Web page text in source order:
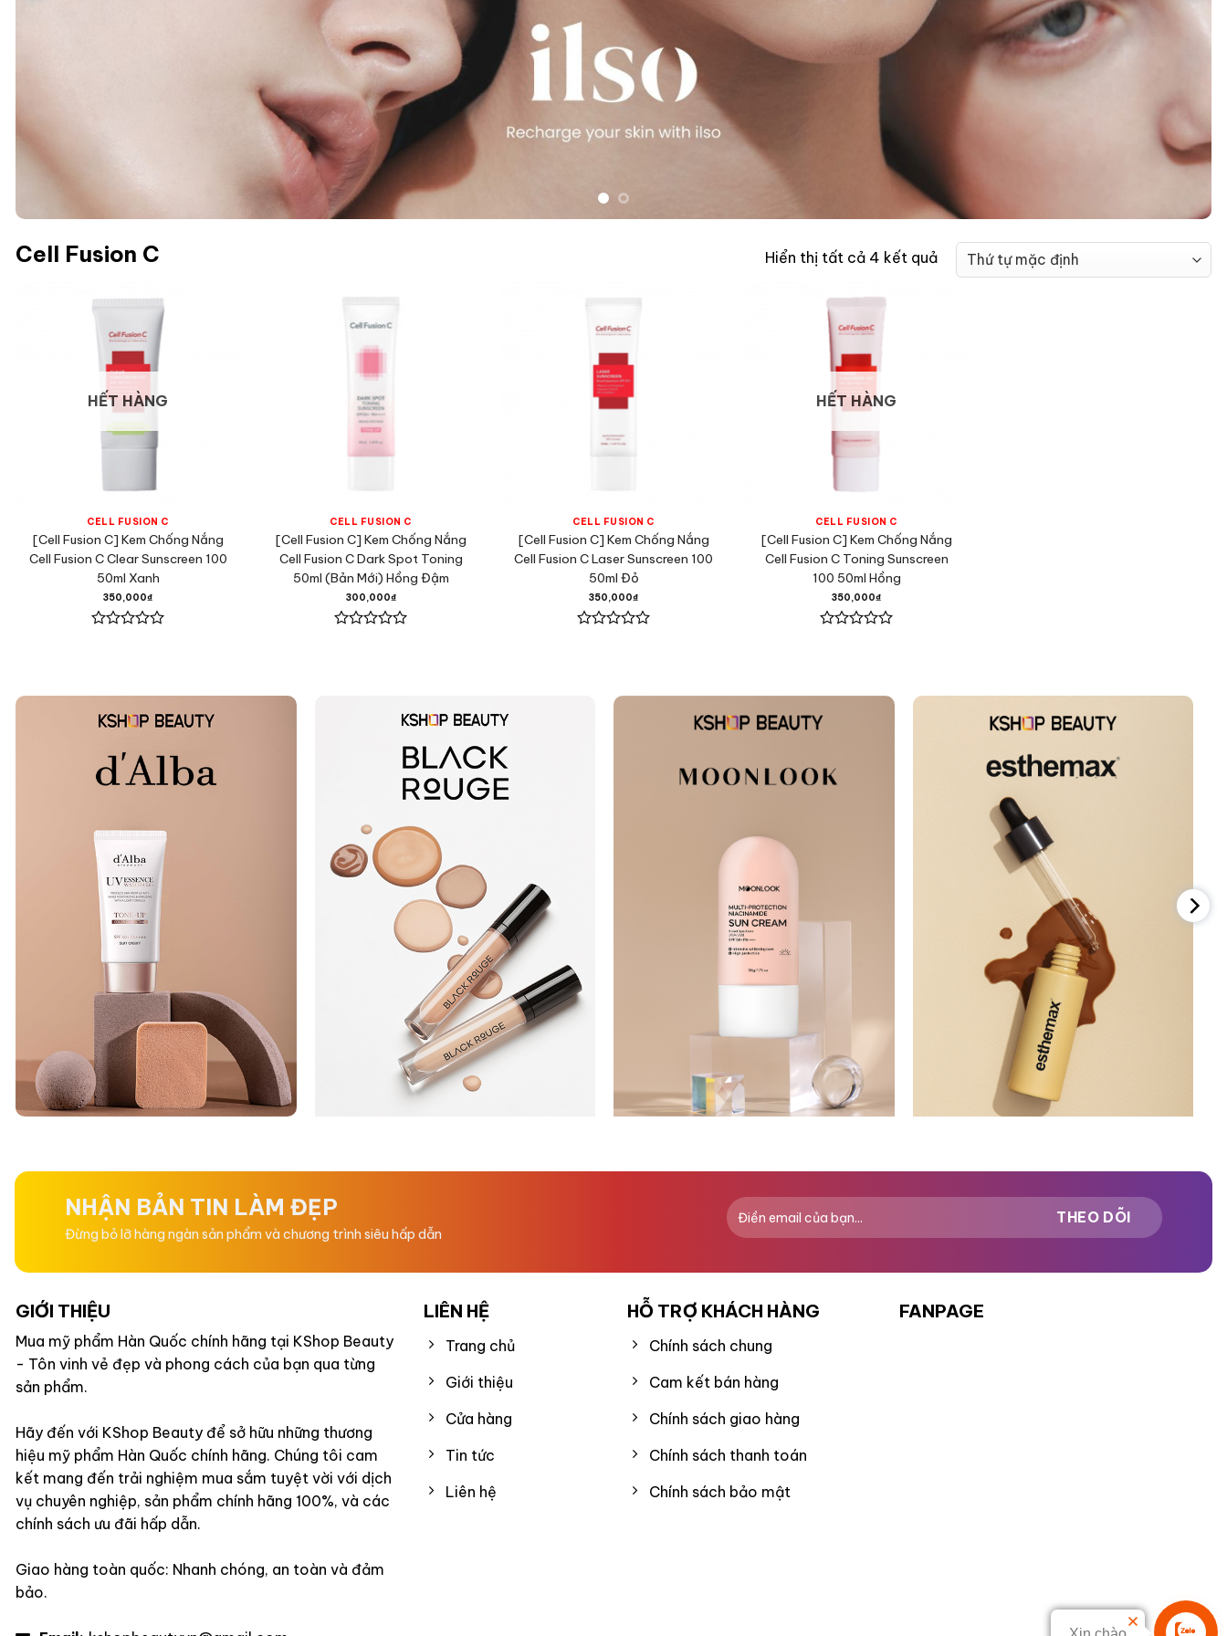
Cell Fusion C Hiển thị tất cả 4 kết quả
HẾT HÀNG
CELL FUSION C
[Cell Fusion C] Kem Chống Nắng
Cell Fusion C Clear Sunscreen 100
50ml Xanh
350,000₫
5
sao
CELL FUSION C
[Cell Fusion C] Kem Chống Nắng
Cell Fusion C Dark Spot Toning
50ml (Bản Mới) Hồng Đậm
300,000₫
CELL FUSION C
[Cell Fusion C] Kem Chống Nắng
Cell Fusion C Laser Sunscreen 100
50ml Đỏ
350,000₫
HẾT HÀNG
CELL FUSION C
[Cell Fusion C] Kem Chống Nắng
Cell Fusion C Toning Sunscreen
100 50ml Hồng
350,000₫
5
sao
NHẬN BẢN TIN LÀM ĐẸP
Đừng bỏ lỡ hàng ngàn sản phẩm và chương trình siêu hấp dẫn
GIỚI THIỆU
Mua mỹ phẩm Hàn Quốc chính hãng tại KShop Beauty
- Tôn vinh vẻ đẹp và phong cách của bạn qua từng
sản phẩm.
Hãy đến với KShop Beauty để sở hữu những thương
hiệu mỹ phẩm Hàn Quốc chính hãng. Chúng tôi cam
kết mang đến trải nghiệm mua sắm tuyệt vời với dịch
vụ chuyên nghiệp, sản phẩm chính hãng 100%, và các
chính sách ưu đãi hấp dẫn.
Giao hàng toàn quốc: Nhanh chóng, an toàn và đảm
bảo.
LIÊN HỆ
Trang chủ
Giới thiệu
Cửa hàng
Tin tức
Liên hệ
HỖ TRỢ KHÁCH HÀNG
Chính sách chung
Cam kết bán hàng
Chính sách giao hàng
Chính sách thanh toán
Chính sách bảo mật
FANPAGE